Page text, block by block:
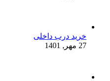
خرید درب داخلی
27 مهر, 1401